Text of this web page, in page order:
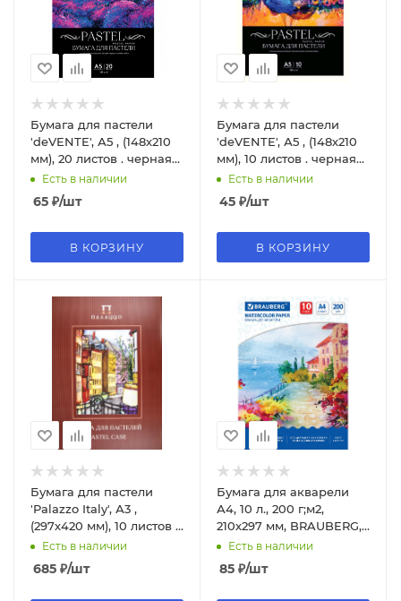
Бумага для пастели
'deVENTE', А5 , (148х210
мм), 20 листов . черная
бумага, 2132907
Есть в наличии
65 ₽/шт
В КОРЗИНУ
Бумага для пастели
'deVENTE', А5 , (148х210
мм), 10 листов . черная
бумага, 2132906
Есть в наличии
45 ₽/шт
В КОРЗИНУ
Бумага для пастели
'Palazzo Italy', А3 ,
(297х420 мм), 10 листов .
белая бумага, ППЗ-сл
Есть в наличии
685 ₽/шт
Бумага для акварели
А4, 10 л., 200 г;м2,
210х297 мм, BRAUBERG,
'Южное побережье',
125225
Есть в наличии
85 ₽/шт